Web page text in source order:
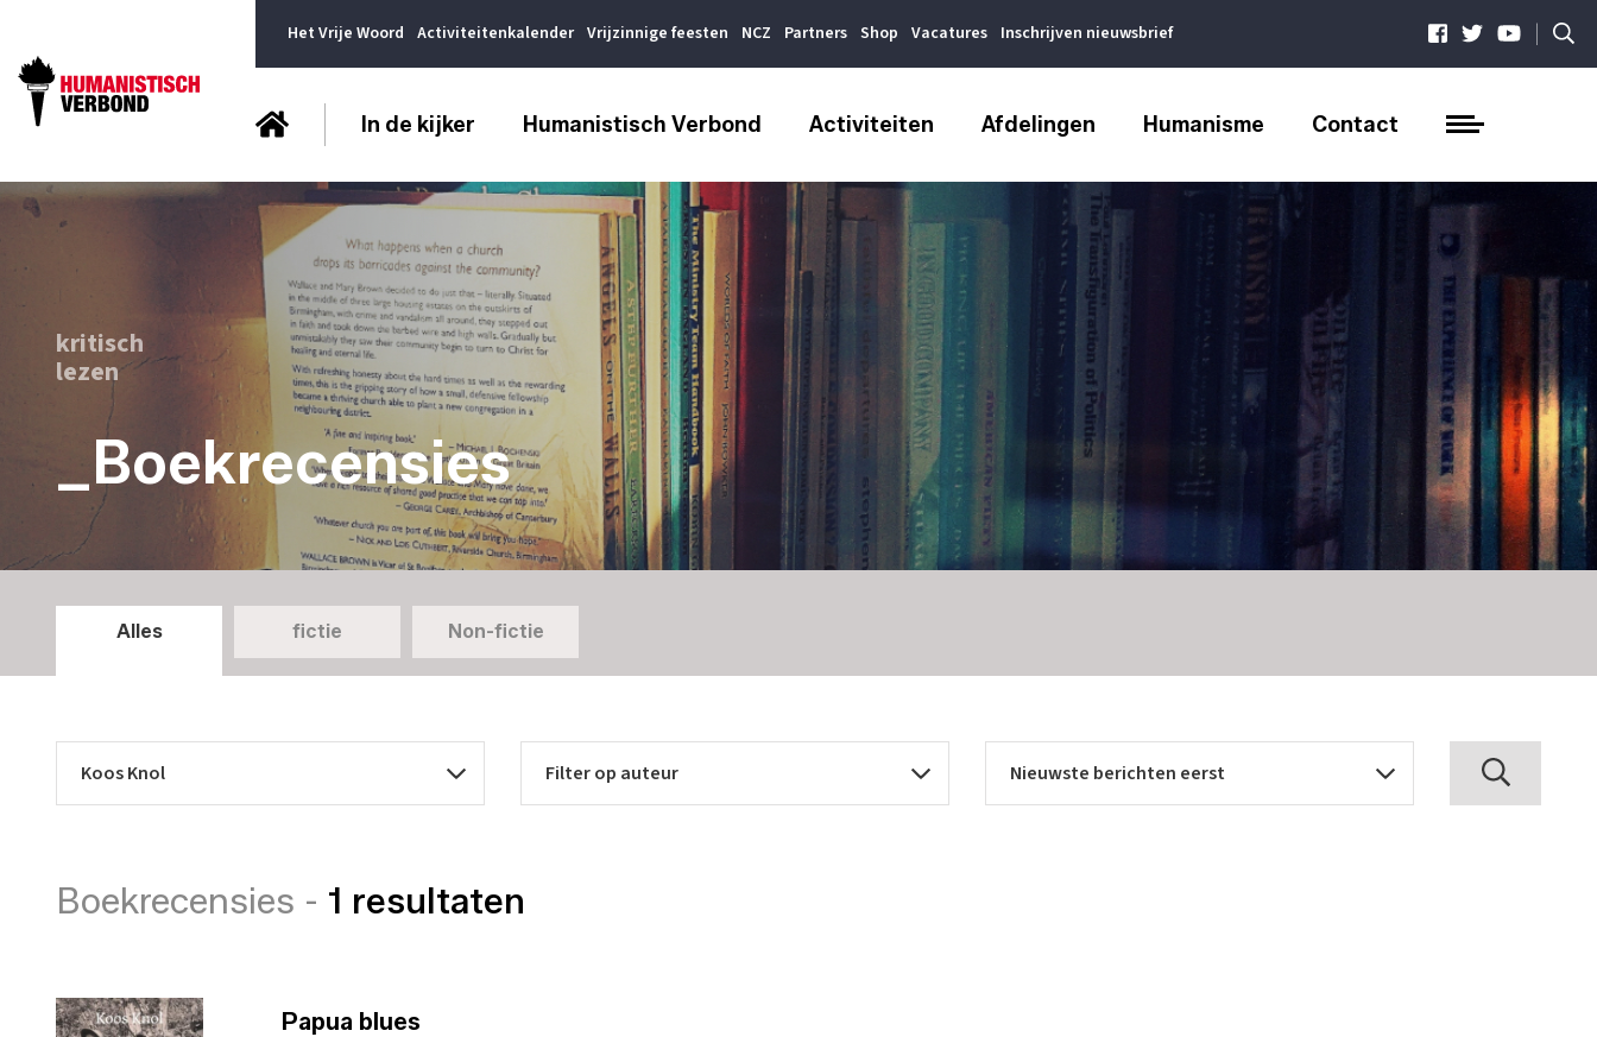
Het Vrije Woord Activiteitenkalender Vrijzinnige feesten NCZ Partners Shop Vacatures Inschrijven nieuwsbrief |
In de kijker Humanistisch Verbond Activiteiten Afdelingen Humanisme Contact
kritisch
lezen
_Boekrecensies
Alles fictie Non-fictie
Boekrecensies - 1 resultaten
Papua blues